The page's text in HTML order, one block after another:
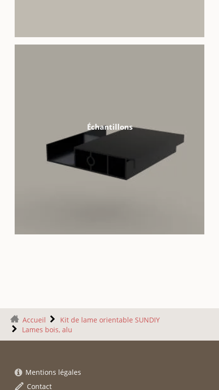
Échantillons
Accueil
Kit de lame orientable SUNDIY
Lames bois, alu
Mentions légales
Contact